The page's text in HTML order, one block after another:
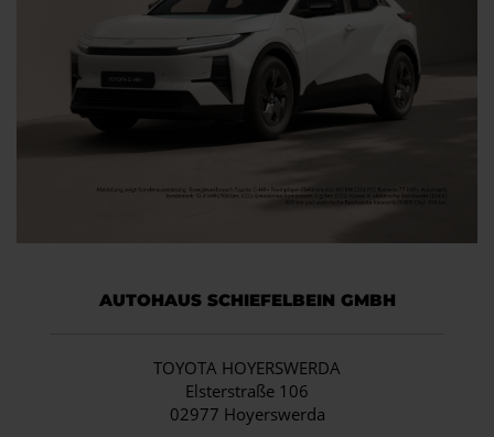
AUTOHAUS SCHIEFELBEIN GMBH
TOYOTA HOYERSWERDA
Elsterstraße 106
02977 Hoyerswerda